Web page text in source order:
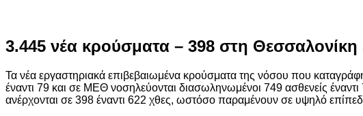
3.445 νέα κρούσματα – 398 στη Θεσσαλονίκη
Τα νέα εργαστηριακά επιβεβαιωμένα κρούσματα της νόσου που
έναντι 79 και σε ΜΕΘ νοσηλεύονται διασωληνωμένοι 749 ασθενείς
ανέρχονται σε 398 έναντι 622 χθες, ωστόσο παραμένουν σε υψηλό